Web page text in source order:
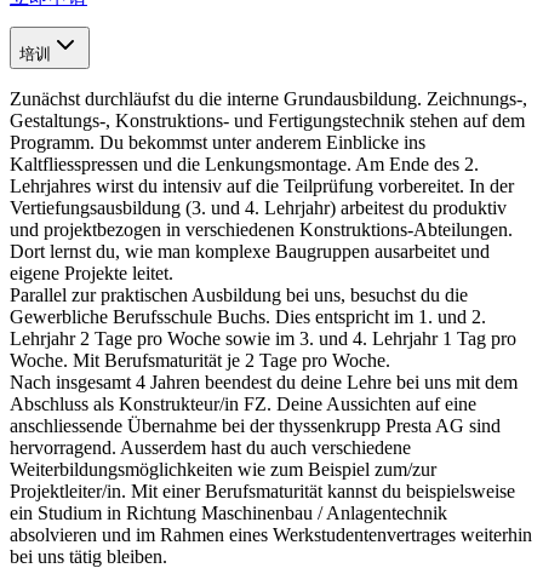
培训
Zunächst durchläufst du die interne Grundausbildung. Zeichnungs-,
Gestaltungs-, Konstruktions- und Fertigungstechnik stehen auf dem
Programm. Du bekommst unter anderem Einblicke ins
Kaltfliesspressen und die Lenkungsmontage. Am Ende des 2.
Lehrjahres wirst du intensiv auf die Teilprüfung vorbereitet. In der
Vertiefungsausbildung (3. und 4. Lehrjahr) arbeitest du produktiv
und projektbezogen in verschiedenen Konstruktions-Abteilungen.
Dort lernst du, wie man komplexe Baugruppen ausarbeitet und
eigene Projekte leitet.
Parallel zur praktischen Ausbildung bei uns, besuchst du die
Gewerbliche Berufsschule Buchs. Dies entspricht im 1. und 2.
Lehrjahr 2 Tage pro Woche sowie im 3. und 4. Lehrjahr 1 Tag pro
Woche. Mit Berufsmaturität je 2 Tage pro Woche.
Nach insgesamt 4 Jahren beendest du deine Lehre bei uns mit dem
Abschluss als Konstrukteur/in FZ. Deine Aussichten auf eine
anschliessende Übernahme bei der thyssenkrupp Presta AG sind
hervorragend. Ausserdem hast du auch verschiedene
Weiterbildungsmöglichkeiten wie zum Beispiel zum/zur
Projektleiter/in. Mit einer Berufsmaturität kannst du beispielsweise
ein Studium in Richtung Maschinenbau / Anlagentechnik
absolvieren und im Rahmen eines Werkstudentenvertrages weiterhin
bei uns tätig bleiben.